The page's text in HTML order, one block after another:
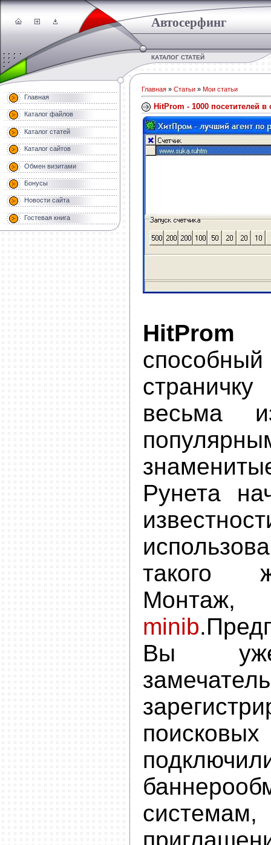
Автосерфинг
КАТАЛОГ СТАТЕЙ
Главная
Каталог файлов
Каталог статей
Каталог сайтов
Обмен визитами
Бонусы
Новости сайта
Гостевая книга
Главная » Статьи » Мои статьи
HitProm - 1000 посетителей в
HitProm
весьма
Рунета
такого
minib
Вы